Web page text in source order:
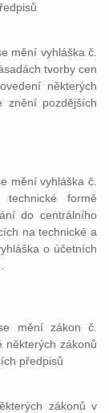
mění vyhláška č.
tvorby cen
některých
znění pozdějších
mění vyhláška č.
formě
do centrálního
na technické a
o účetních
mění zákon č.
některých zákonů
předpisů
zákonů v